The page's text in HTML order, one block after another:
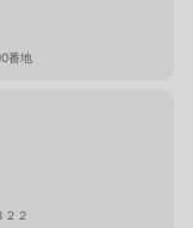
番地
２２